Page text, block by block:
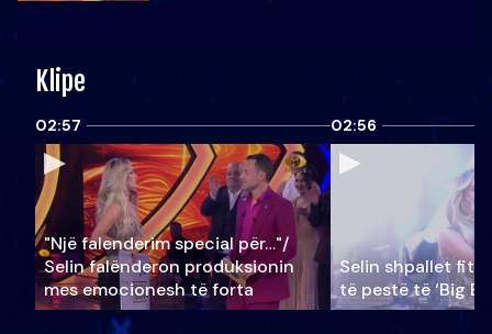
Klipe
02:57
"Një falenderim special për…"/
Selin falënderon produksionin
mes emocionesh të forta
02:56
Selin shpallet
të pestë të ‘Big